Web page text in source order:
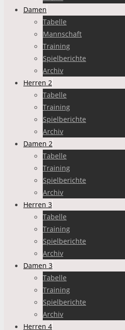
Damen
Tabelle
Mannschaft
Training
Spielberichte
Archiv
Herren 2
Tabelle
Training
Spielberichte
Archiv
Damen 2
Tabelle
Training
Spielberichte
Archiv
Herren 3
Tabelle
Training
Spielberichte
Archiv
Damen 3
Tabelle
Training
Spielberichte
Archiv
Herren 4